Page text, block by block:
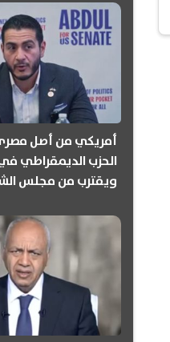
أمريكي من أصل مصري
الحزب الديمقراطي
ويقترب من مجلس